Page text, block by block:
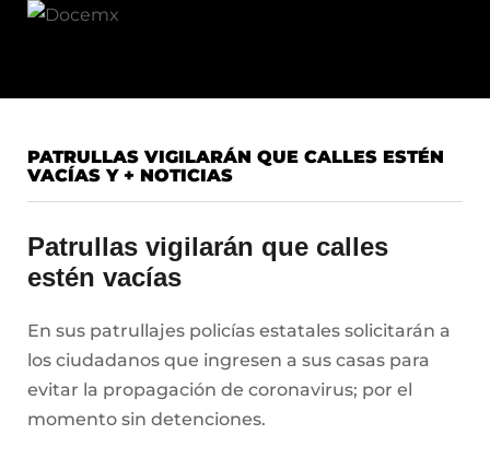
PATRULLAS VIGILARÁN QUE CALLES ESTÉN
VACÍAS Y + NOTICIAS
Patrullas vigilarán que calles
estén vacías
En sus patrullajes policías estatales solicitarán a
los ciudadanos que ingresen a sus casas para
evitar la propagación de coronavirus; por el
momento sin detenciones.